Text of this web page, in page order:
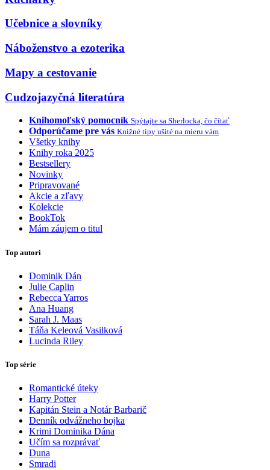
Učebnice a slovníky
Náboženstvo a ezoterika
Mapy a cestovanie
Cudzojazyčná literatúra
Knihomoľský pomocník Spýtajte sa Sherlocka, čo čítať
Odporúčame pre vás Knižné tipy ušité na mieru vám
Všetky knihy
Knihy roka 2025
Bestsellery
Novinky
Pripravované
Akcie a zľavy
Kolekcie
BookTok
Mám záujem o titul
Top autori
Dominik Dán
Julie Caplin
Rebecca Yarros
Ana Huang
Sarah J. Maas
Táňa Keleová Vasilková
Lucinda Riley
Top série
Romantické úteky
Harry Potter
Kapitán Stein a Notár Barbarič
Denník odvážneho bojka
Krimi Dominika Dána
Učím sa rozprávať
Duna
Smradi